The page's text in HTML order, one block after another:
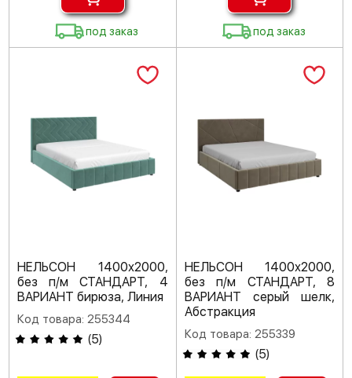
под заказ под заказ
НЕЛЬСОН 1400х2000,
без п/м СТАНДАРТ, 4
ВАРИАНТ бирюза, Линия
Код товара: 255344
(5)
НЕЛЬСОН 1400х2000,
без п/м СТАНДАРТ, 8
ВАРИАНТ серый шелк,
Абстракция
Код товара: 255339
(5)